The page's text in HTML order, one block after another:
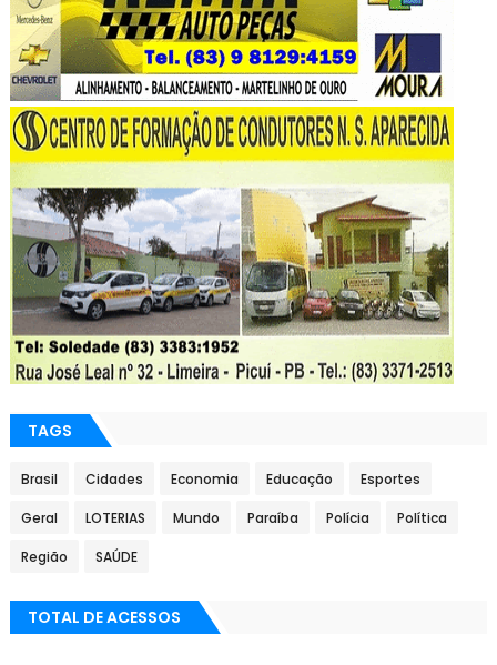
TAGS
Brasil Cidades Economia Educação Esportes
Geral LOTERIAS Mundo Paraíba Polícia Política
Região SAÚDE
TOTAL DE ACESSOS